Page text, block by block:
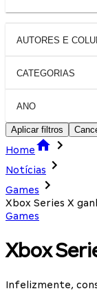
AUTORES E
CATEGORIAS
ANO
Aplicar filtros
Home
Notícias
Games
Xbox Series X
Games
Xbox
Infelizmente,